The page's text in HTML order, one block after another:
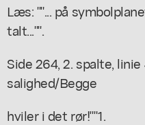
Læs: ""... på
talt..."".
Side 264, 2. spalte, linie
salighed/Begge
hviler i det rør!""1.